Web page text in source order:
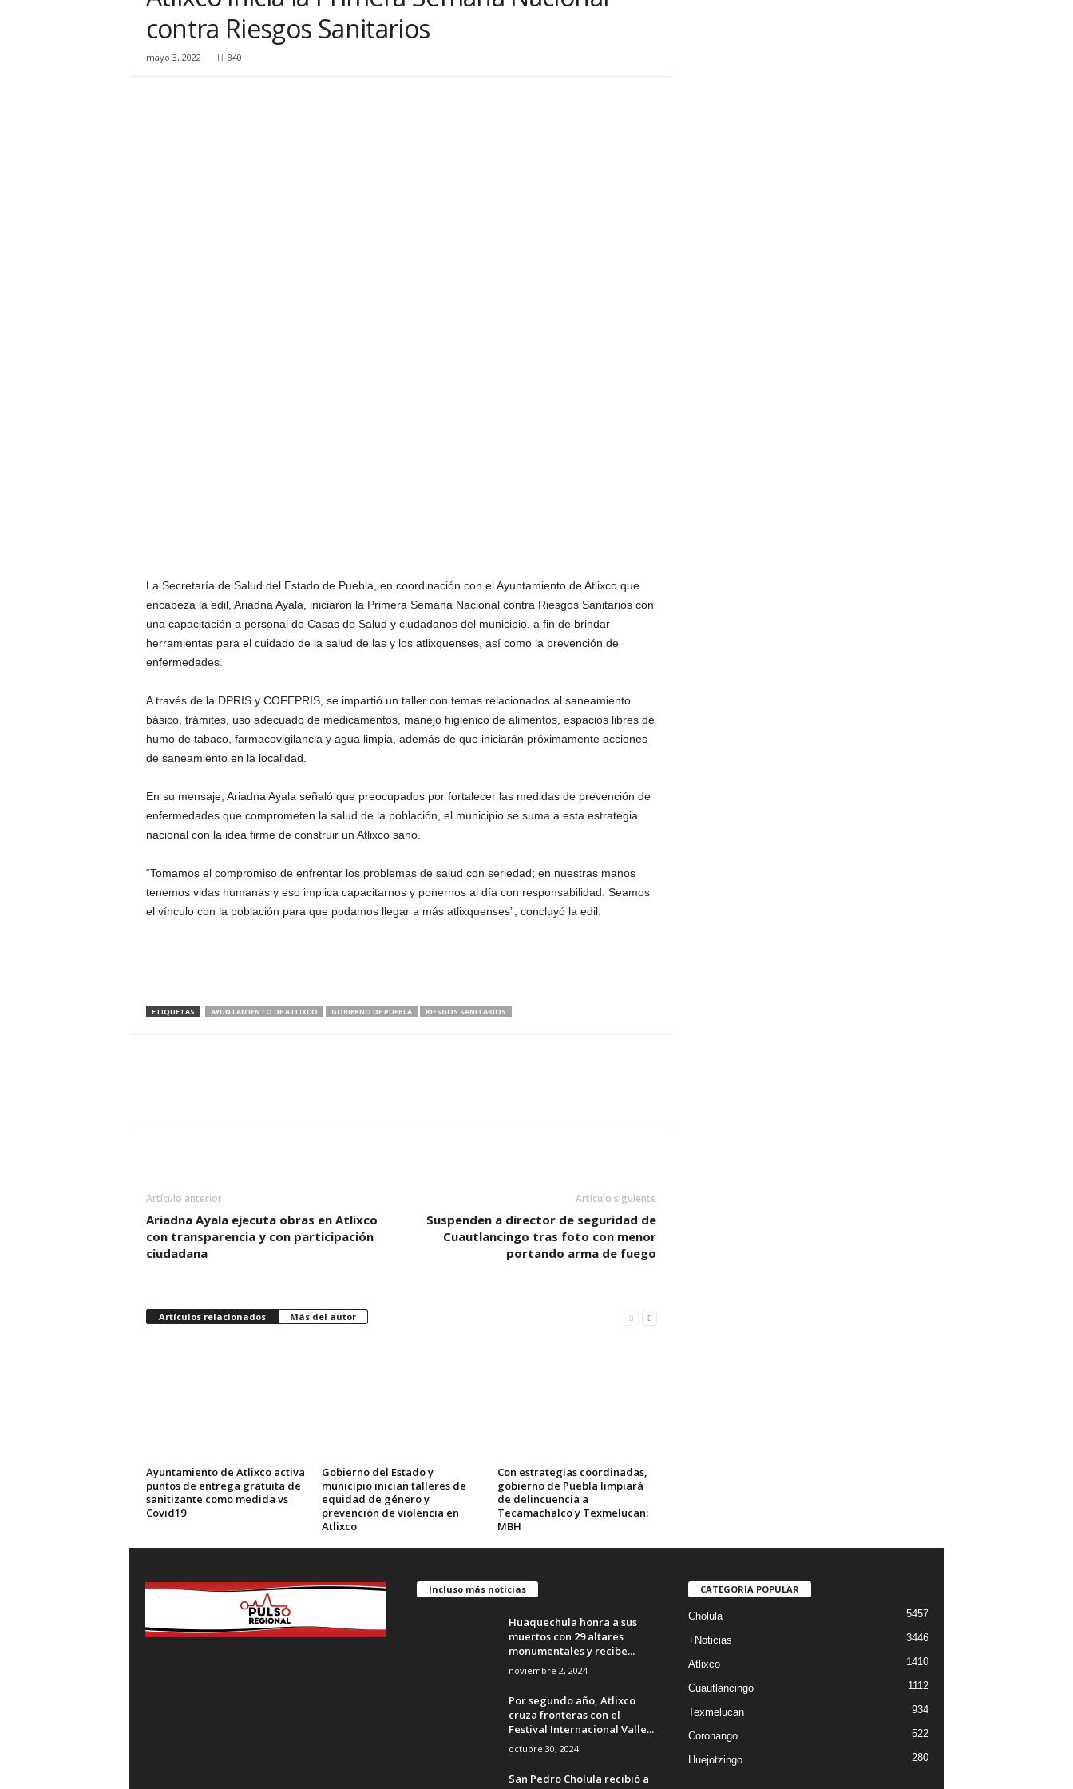
contra Riesgos Sanitarios
mayo 3, 2022 840
La Secretaría de Salud del Estado de Puebla, en coordinación con el Ayuntamiento de Atlixco que
encabeza la edil, Ariadna Ayala, iniciaron la Primera Semana Nacional contra Riesgos Sanitarios con
una capacitación a personal de Casas de Salud y ciudadanos del municipio, a fin de brindar
herramientas para el cuidado de la salud de las y los atlixquenses, así como la prevención de
enfermedades.
A través de la DPRIS y COFEPRIS, se impartió un taller con temas relacionados al saneamiento
básico, trámites, uso adecuado de medicamentos, manejo higiénico de alimentos, espacios libres de
humo de tabaco, farmacovigilancia y agua limpia, además de que iniciarán próximamente acciones
de saneamiento en la localidad.
En su mensaje, Ariadna Ayala señaló que preocupados por fortalecer las medidas de prevención de
enfermedades que comprometen la salud de la población, el municipio se suma a esta estrategia
nacional con la idea firme de construir un Atlixco sano.
“Tomamos el compromiso de enfrentar los problemas de salud con seriedad; en nuestras manos
tenemos vidas humanas y eso implica capacitarnos y ponernos al día con responsabilidad. Seamos
el vínculo con la población para que podamos llegar a más atlixquenses”, concluyó la edil.
ETIQUETAS AYUNTAMIENTO DE ATLIXCO GOBIERNO DE PUEBLA RIESGOS SANITARIOS
Artículo anterior
Ariadna Ayala ejecuta obras en Atlixco
con transparencia y con participación
ciudadana
Artículo siguiente
Suspenden a director de seguridad de
Cuautlancingo tras foto con menor
portando arma de fuego
Artículos relacionados Más del autor
Ayuntamiento de Atlixco activa
puntos de entrega gratuita de
sanitizante como medida vs
Covid19
Gobierno del Estado y
municipio inician talleres de
equidad de género y
prevención de violencia en
Atlixco
Con estrategias coordinadas,
gobierno de Puebla limpiará
de delincuencia a
Tecamachalco y Texmelucan:
MBH
Incluso más noticias
Huaquechula honra a sus
muertos con 29 altares
monumentales y recibe...
noviembre 2, 2024
Por segundo año, Atlixco
cruza fronteras con el
Festival Internacional Valle...
octubre 30, 2024
San Pedro Cholula recibió a
CATEGORÍA POPULAR
Cholula 5457
+Noticias 3446
Atlixco 1410
Cuautlancingo 1112
Texmelucan 934
Coronango 522
Huejotzingo 280